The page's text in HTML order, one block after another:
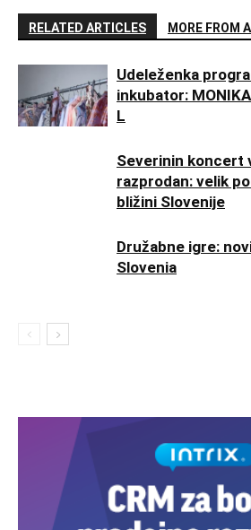
RELATED ARTICLES MORE FROM
Udeleženka
inkubator:
L
Severinin koncert
razprodan: velik
bližini Slovenije
Družabne igre:
Slovenia